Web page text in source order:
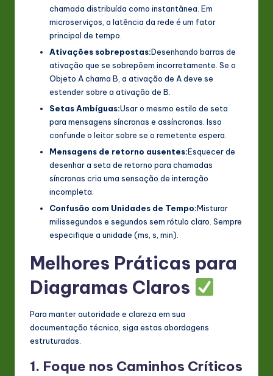
chamada distribuída como instantânea. Em
microserviços, a latência da rede é um fator
principal de tempo.
Ativações sobrepostas:Desenhando barras de
ativação que se sobrepõem incorretamente. Se o
Objeto A chama B, a ativação de A deve se
estender sobre a ativação de B.
Setas Ambíguas:Usar o mesmo estilo de seta
para mensagens síncronas e assíncronas. Isso
confunde o leitor sobre se o remetente espera.
Mensagens de retorno ausentes:Esquecer de
desenhar a seta de retorno para chamadas
síncronas cria uma sensação de interação
incompleta.
Confusão com Unidades de Tempo:Misturar
milissegundos e segundos sem rótulo claro. Sempre
especifique a unidade (ms, s, min).
Melhores Práticas para
Diagramas Claros
Para manter autoridade e clareza em sua
documentação técnica, siga estas abordagens
estruturadas.
1. Foque nos Caminhos Críticos